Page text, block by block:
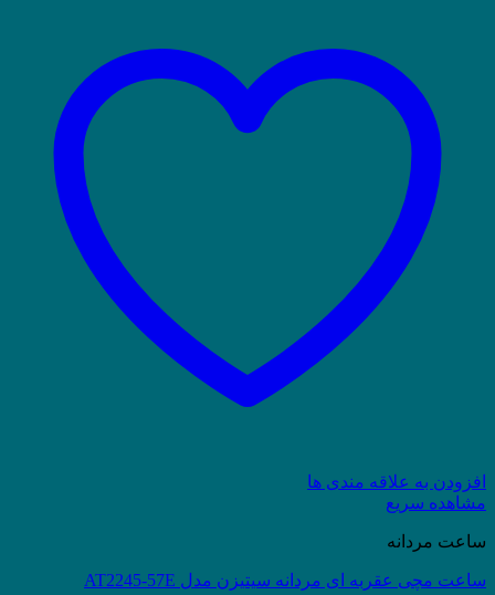
افزودن به علاقه مندی ها
مشاهده سریع
ساعت مردانه
ساعت مچی عقربه ای مردانه سیتیزن مدل AT2245-57E